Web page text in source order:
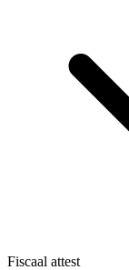
Fiscaal attest